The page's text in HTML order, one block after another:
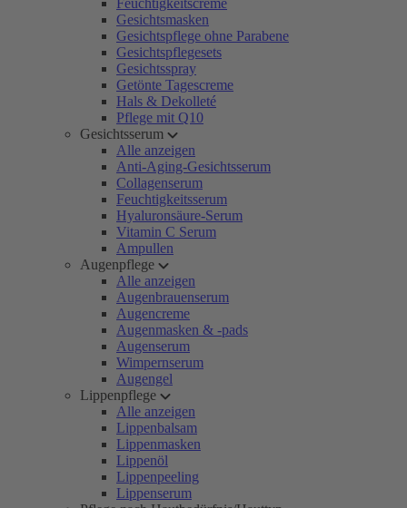
Feuchtigkeitscreme
Gesichtsmasken
Gesichtspflege ohne Parabene
Gesichtspflegesets
Gesichtsspray
Getönte Tagescreme
Hals & Dekolleté
Pflege mit Q10
Gesichtsserum
Alle anzeigen
Anti-Aging-Gesichtsserum
Collagenserum
Feuchtigkeitsserum
Hyaluronsäure-Serum
Vitamin C Serum
Ampullen
Augenpflege
Alle anzeigen
Augenbrauenserum
Augencreme
Augenmasken & -pads
Augenserum
Wimpernserum
Augengel
Lippenpflege
Alle anzeigen
Lippenbalsam
Lippenmasken
Lippenöl
Lippenpeeling
Lippenserum